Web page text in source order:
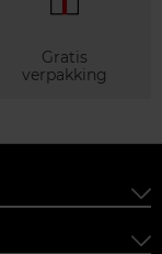
Gratis
verpakking